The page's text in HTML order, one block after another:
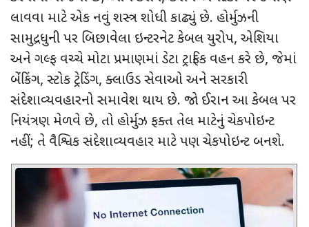
લાવવા માટે એક નવું શસ્ત્ર શોધી કાઢ્યું છે. હોર્મુઝની
સામુદ્રધુની પર બિછાવેલા ઇન્ટરનેટ કેબલ યુરોપ, એશિયા
અને ગલ્ફ વચ્ચે મોટા પ્રમાણમાં ડેટા ટ્રાફિક વહન કરે છે, જેમાં
બેંકિંગ, સ્ટોક ટ્રેડિંગ, ક્લાઉડ સેવાઓ અને સરકારી
સંદેશાવ્યવહારનો સમાવેશ થાય છે. જો ઈરાન આ કેબલ પર
નિયંત્રણ મેળવે છે, તો હોર્મુઝ ફક્ત તેલ માટેનું ચેકપોઇન્ટ
નહીં; તે વૈશ્વિક સંદેશાવ્યવહાર માટે પણ ચેકપોઇન્ટ બનશે.